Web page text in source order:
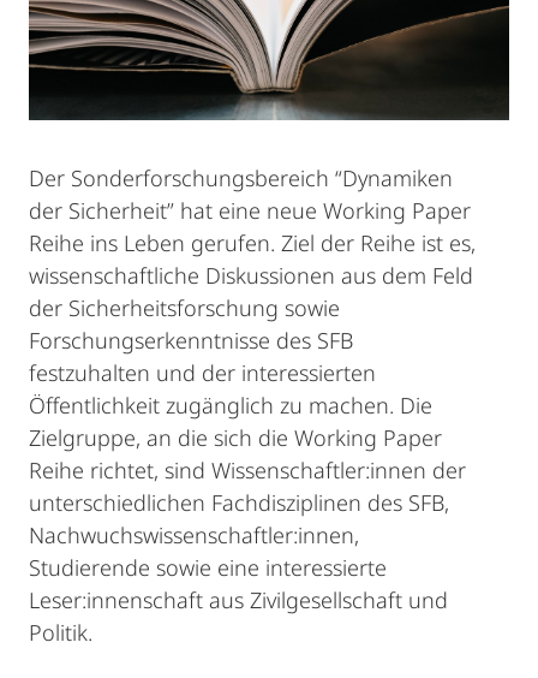
Der Sonderforschungsbereich “Dynamiken
der Sicherheit” hat eine neue Working Paper
Reihe ins Leben gerufen. Ziel der Reihe ist es,
wissenschaftliche Diskussionen aus dem Feld
der Sicherheitsforschung sowie
Forschungserkenntnisse des SFB
festzuhalten und der interessierten
Öffentlichkeit zugänglich zu machen. Die
Zielgruppe, an die sich die Working Paper
Reihe richtet, sind Wissenschaftler:innen der
unterschiedlichen Fachdisziplinen des SFB,
Nachwuchswissenschaftler:innen,
Studierende sowie eine interessierte
Leser:innenschaft aus Zivilgesellschaft und
Politik.